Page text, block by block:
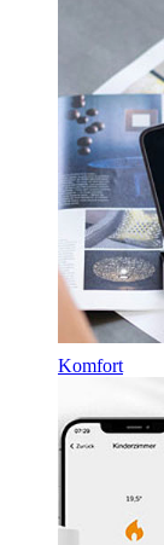
Komfort